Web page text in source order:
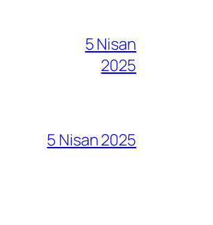
5 Nisan
2025
5 Nisan 2025